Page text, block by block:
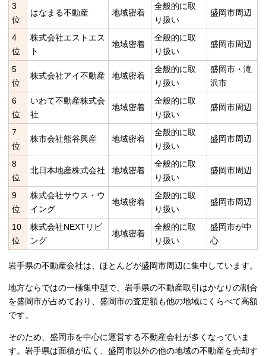
3
位
はなまる不動産 地域密着
全般的に取
り扱い
盛岡市周辺
4
位
株式会社エストエス
ト
地域密着
全般的に取
り扱い
盛岡市周辺
5
位
株式会社アイ不動産 地域密着
全般的に取
り扱い
盛岡市・滝
沢市
6
位
いわて不動産株式会
社
地域密着
全般的に取
り扱い
盛岡市周辺
7
位
株市会社熊谷興産 地域密着
全般的に取
り扱い
盛岡市周辺
8
位
北日本地産株式会社 地域密着
全般的に取
り扱い
盛岡市周辺
9
位
株式会社サウス・ウ
イング
地域密着
全般的に取
り扱い
盛岡市周辺
10
位
株式会社NEXTリビ
ング
地域密着
全般的に取
り扱い
盛岡市が中
心
岩手県の不動産会社は、ほとんどが盛岡市周辺に集中しています。
地方ならではの一極集中型で、岩手県の不動産取引はかなりの割合
を盛岡市が占めており、盛岡市の査定額も他の地域にくらべて高額
です。
そのため、盛岡市を中心に運営する不動産会社が多くなっていま
す。岩手県は面積が広く、盛岡市以外の他の地域の不動産を売却す